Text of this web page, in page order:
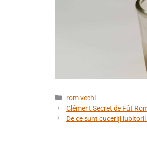
Categorii
rom vechi
Clément Secret de Fût
De ce sunt cuceriți